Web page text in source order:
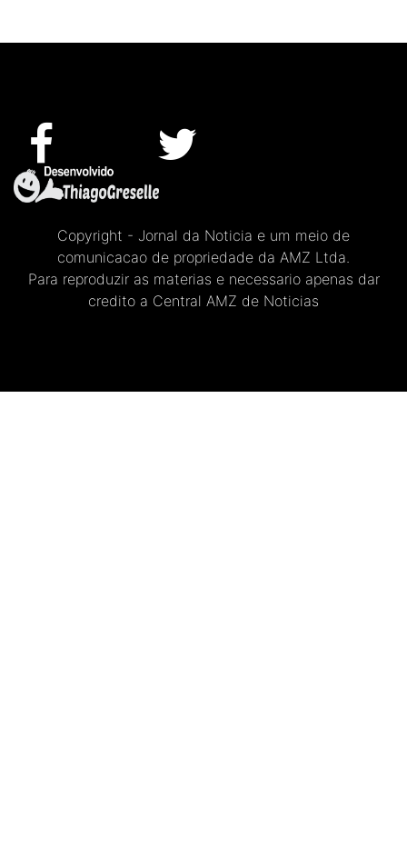
Copyright - Jornal da Noticia e um meio de
comunicacao de propriedade da AMZ Ltda.
Para reproduzir as materias e necessario apenas dar
credito a Central AMZ de Noticias